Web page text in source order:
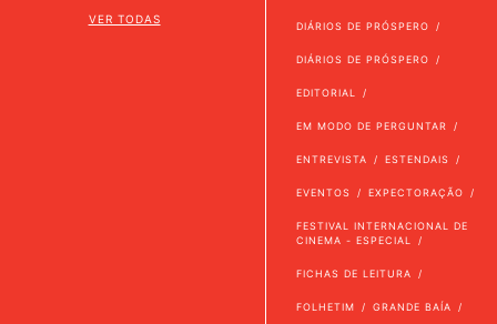
VER TODAS
DIÁRIOS DE PRÓSPERO
DIÁRIOS DE PRÓSPERO
EDITORIAL
EM MODO DE PERGUNTAR
ENTREVISTA ESTENDAIS
EVENTOS EXPECTORAÇÃO
FESTIVAL INTERNACIONAL DE
CINEMA - ESPECIAL
FICHAS DE LEITURA
FOLHETIM GRANDE BAÍA